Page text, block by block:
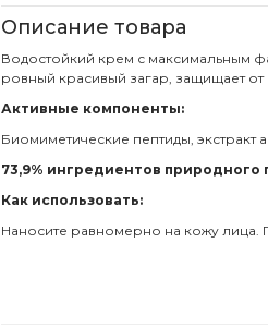
Описание товара
Водостойкий крем с максимальным
ровный красивый загар, защищает
Активные компоненты:
Биомиметические пептиды,
73,9% ингредиентов природного
Как использовать:
Наносите равномерно на кожу лица.